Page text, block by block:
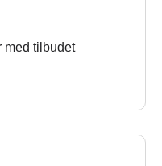
med tilbudet